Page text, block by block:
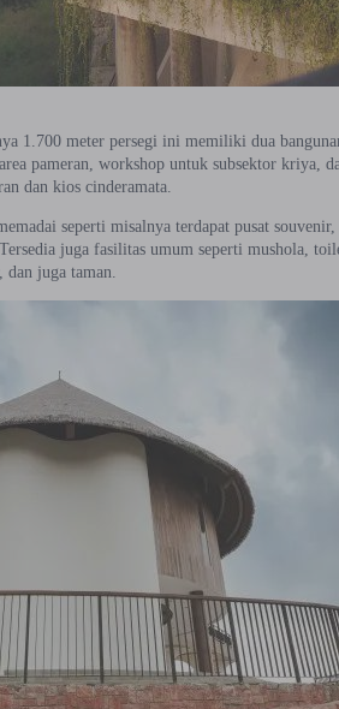
1.700 meter persegi ini memiliki dua
pameran, workshop untuk subsektor kriya,
dan kios cinderamata.
seperti misalnya terdapat pusat
juga fasilitas umum seperti mushola,
juga taman.